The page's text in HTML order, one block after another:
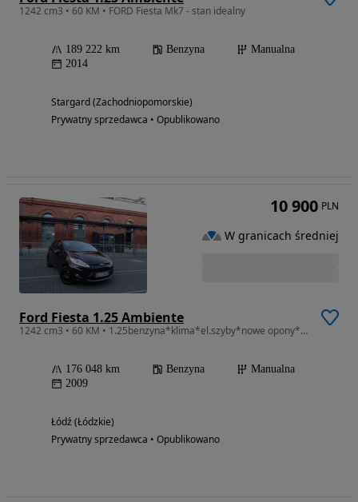
1242 cm3 • 60 KM • FORD Fiesta Mk7 - stan idealny
189 222 km Benzyna
Manualna
2014
Stargard (Zachodniopomorskie)
Prywatny sprzedawca • Opublikowano
Ford Fiesta 1.25 Ambiente
1242 cm3 • 60 KM • 1.25benzyna*klima*el.szyby*nowe opony*bezwypadkowy
176 048 km Benzyna
Manualna
2009
Łódź (Łódzkie)
Prywatny sprzedawca • Opublikowano
10 900 PLN
W granicach średniej